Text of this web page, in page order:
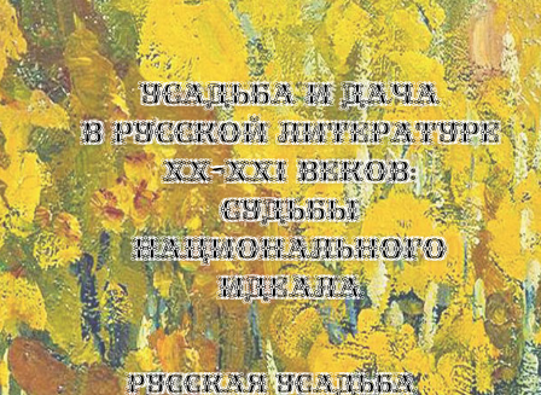
УСАДЬБА И ДАЧА
В РУССКОЙ ЛИТЕРАТУРЕ
XX-XXI ВЕКОВ:
СУДЬБЫ
НАЦИОНАЛЬНОГО
ИДЕАЛА
Русская усадьба